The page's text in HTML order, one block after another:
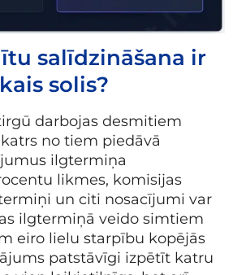
salīdzināšana ir
solis?
darbojas desmitiem
no tiem piedāvā
ilgtermiņa
likmes, komisijas
un citi nosacījumi var
ilgtermiņā veido simtiem
eiro lielu starpību kopējās
patstāvīgi izpētīt katru